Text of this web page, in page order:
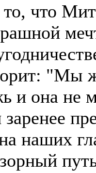
то, что
"Мы
и она не
наших